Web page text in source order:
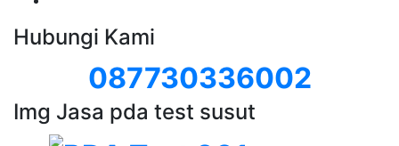
Hubungi Kami
087730336002
Img Jasa pda test susut